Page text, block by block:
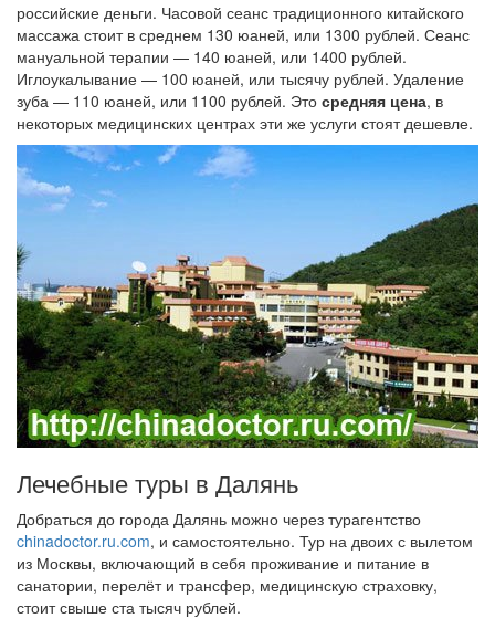
российские деньги. Часовой сеанс традиционного китайского
массажа стоит в среднем 130 юаней, или 1300 рублей. Сеанс
мануальной терапии — 140 юаней, или 1400 рублей.
Иглоукалывание — 100 юаней, или тысячу рублей. Удаление
зуба — 110 юаней, или 1100 рублей. Это средняя цена, в
некоторых медицинских центрах эти же услуги стоят дешевле.
Лечебные туры в Далянь
Добраться до города Далянь можно через турагентство
chinadoctor.ru.com, и самостоятельно. Тур на двоих с вылетом
из Москвы, включающий в себя проживание и питание в
санатории, перелёт и трансфер, медицинскую страховку,
стоит свыше ста тысяч рублей.